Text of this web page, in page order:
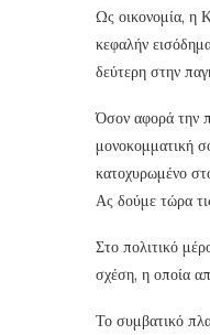
Ως οικονομία, η
κεφαλήν
δεύτερη στην
Όσον αφορά την
μονοκομματική
κατοχυρωμένο
Ας δούμε τώρα
Στο πολιτικό
σχέση, η οποία
Το συμβατικό